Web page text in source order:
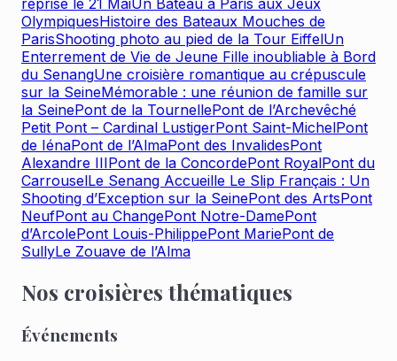
reprise le 21 MaiUn Bateau à Paris aux Jeux
OlympiquesHistoire des Bateaux Mouches de
ParisShooting photo au pied de la Tour EiffelUn
Enterrement de Vie de Jeune Fille inoubliable à Bord
du SenangUne croisière romantique au crépuscule
sur la SeineMémorable : une réunion de famille sur
la SeinePont de la TournellePont de l’Archevêché​
Petit Pont – Cardinal Lustiger​Pont Saint-MichelPont
de IénaPont de l’AlmaPont des InvalidesPont
Alexandre IIIPont de la ConcordePont RoyalPont du
CarrouselLe Senang Accueille Le Slip Français : Un
Shooting d’Exception sur la SeinePont des ArtsPont
NeufPont au ChangePont Notre-DamePont
d’ArcolePont Louis-PhilippePont MariePont de
SullyLe Zouave de l’Alma
Nos croisières thématiques
Événements